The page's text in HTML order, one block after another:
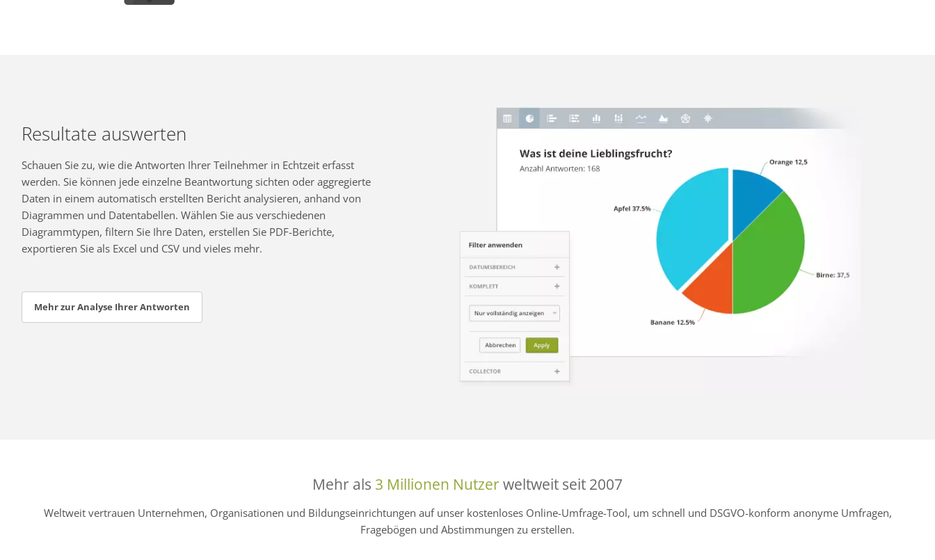
Resultate auswerten
Schauen Sie zu, wie die Antworten Ihrer Teilnehmer in Echtzeit erfasst
werden. Sie können jede einzelne Beantwortung sichten oder aggregierte
Daten in einem automatisch erstellten Bericht analysieren, anhand von
Diagrammen und Datentabellen. Wählen Sie aus verschiedenen
Diagrammtypen, filtern Sie Ihre Daten, erstellen Sie PDF-Berichte,
exportieren Sie als Excel und CSV und vieles mehr.
Mehr zur Analyse Ihrer Antworten
Mehr als 3 Millionen Nutzerweltweit seit 2007
Weltweit vertrauen Unternehmen, Organisationen und Bildungseinrichtungen auf unser kostenloses Online-Umfrage-Tool, um schnell und DSGVO-konform anonyme Umfragen,
Fragebögen und Abstimmungen zu erstellen.